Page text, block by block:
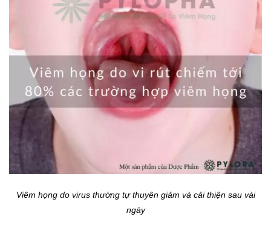
Viêm họng do virus thường tự thuyên giảm và cải thiện sau vài
ngày